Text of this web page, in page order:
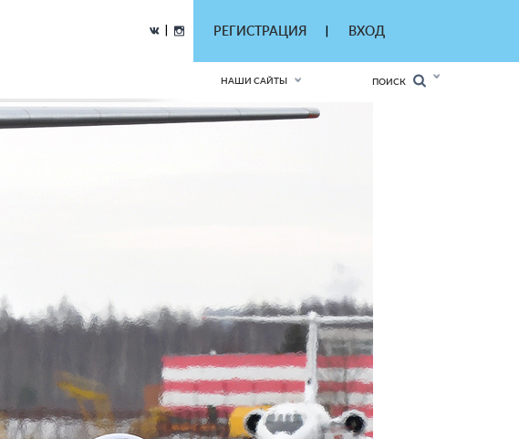
РЕГИСТРАЦИЯ ВХОД
НАШИ САЙТЫ ПОИСК